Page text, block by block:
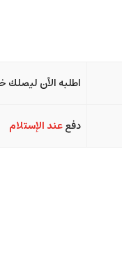
اطلبه الآن ليصلك
دفععند الإستلام